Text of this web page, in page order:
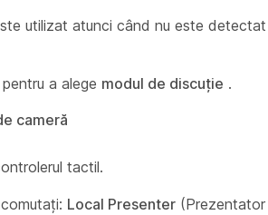
utilizat atunci când nu este detectat
a alege modul de discuție .
cameră
tactil.
Local Presenter